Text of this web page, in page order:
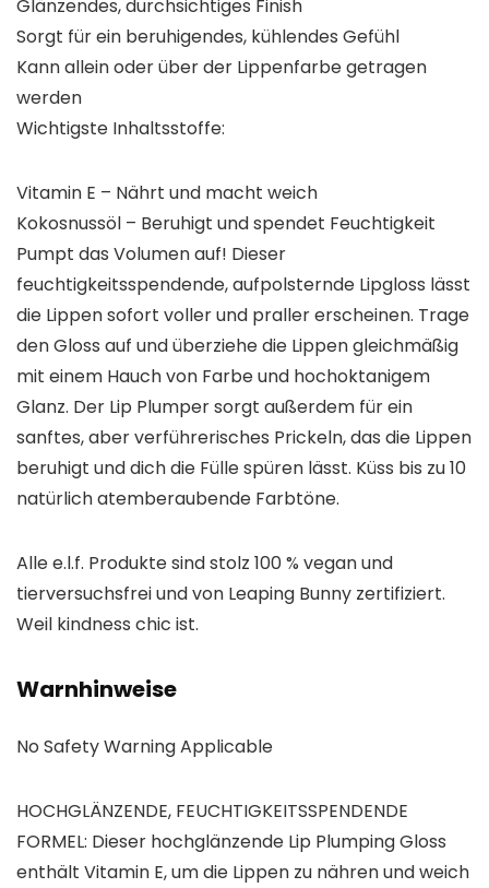
Glänzendes, durchsichtiges Finish
Sorgt für ein beruhigendes, kühlendes Gefühl
Kann allein oder über der Lippenfarbe getragen
werden
Wichtigste Inhaltsstoffe:
Vitamin E – Nährt und macht weich
Kokosnussöl – Beruhigt und spendet Feuchtigkeit
Pumpt das Volumen auf! Dieser
feuchtigkeitsspendende, aufpolsternde Lipgloss lässt
die Lippen sofort voller und praller erscheinen. Trage
den Gloss auf und überziehe die Lippen gleichmäßig
mit einem Hauch von Farbe und hochoktanigem
Glanz. Der Lip Plumper sorgt außerdem für ein
sanftes, aber verführerisches Prickeln, das die Lippen
beruhigt und dich die Fülle spüren lässt. Küss bis zu 10
natürlich atemberaubende Farbtöne.
Alle e.l.f. Produkte sind stolz 100 % vegan und
tierversuchsfrei und von Leaping Bunny zertifiziert.
Weil kindness chic ist.
Warnhinweise
No Safety Warning Applicable
HOCHGLÄNZENDE, FEUCHTIGKEITSSPENDENDE
FORMEL: Dieser hochglänzende Lip Plumping Gloss
enthält Vitamin E, um die Lippen zu nähren und weich